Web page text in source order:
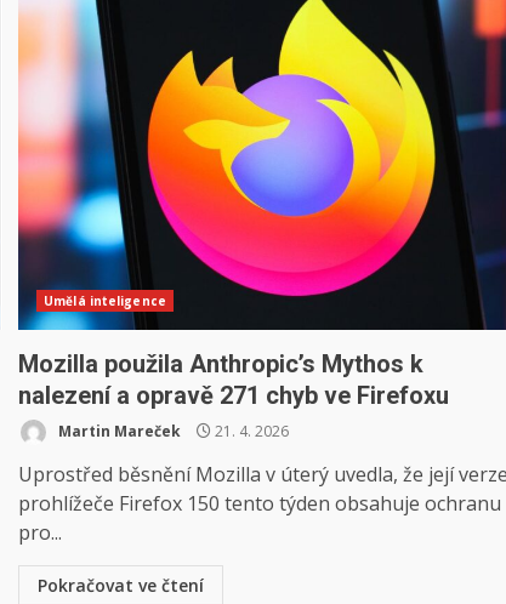
Umělá inteligence
Mozilla použila Anthropic’s Mythos k
nalezení a opravě 271 chyb ve Firefoxu
Martin Mareček 21. 4. 2026
Uprostřed běsnění Mozilla v úterý uvedla, že její
prohlížeče Firefox 150 tento týden obsahuje ochranu
pro...
Pokračovat ve čtení